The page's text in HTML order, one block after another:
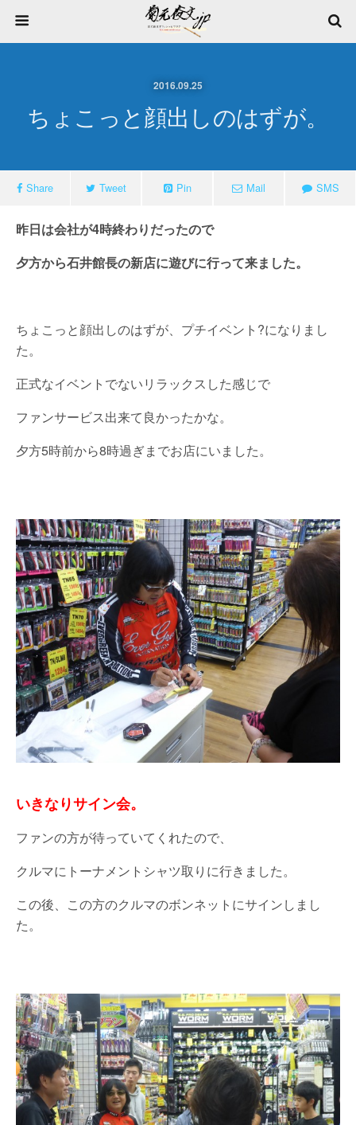
2016.09.25
ちょこっと顔出しのはずが。
Share Tweet Pin Mail SMS
昨日は会社が4時終わりだったので
夕方から石井館長の新店に遊びに行って来ました。
ちょこっと顔出しのはずが、プチイベント?になりまし
た。
正式なイベントでないリラックスした感じで
ファンサービス出来て良かったかな。
夕方5時前から8時過ぎまでお店にいました。
いきなりサイン会。
ファンの方が待っていてくれたので、
クルマにトーナメントシャツ取りに行きました。
この後、この方のクルマのボンネットにサインしまし
た。